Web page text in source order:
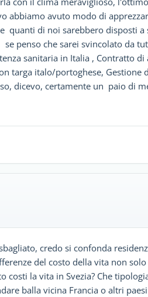
abbiamo avuto modo di
quanti di noi sarebbero disposti a
penso che sarei svincolato da
sanitaria in Italia , Contratto
targa italo/portoghese, Gestione
dicevo, certamente un paio di
credo si confonda
del costo della vita non
costi la vita in Svezia? Che
balla vicina Francia o altri